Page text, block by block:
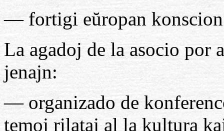
— fortigi eŭropan
La agadoj de la asocio
jenajn:
— organizado de
temoj rilataj al la kultura